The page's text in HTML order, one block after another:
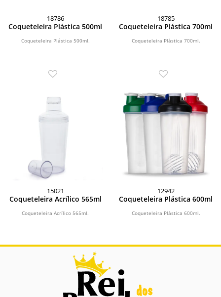
18786
Coqueteleira Plástica 500ml
Coqueteleira Plástica 500ml.
18785
Coqueteleira Plástica 700ml
Coqueteleira Plástica 700ml.
15021
Coqueteleira Acrílico 565ml
Coqueteleira Acrílico 565ml.
12942
Coqueteleira Plástica 600ml
Coqueteleira Plástica 600ml.